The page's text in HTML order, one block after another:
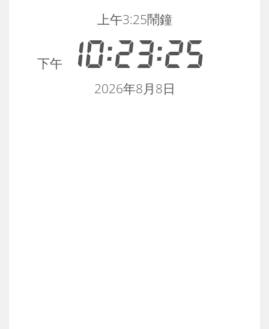
下午 10:23:25
上午3:25鬧鐘
2026年8月8日